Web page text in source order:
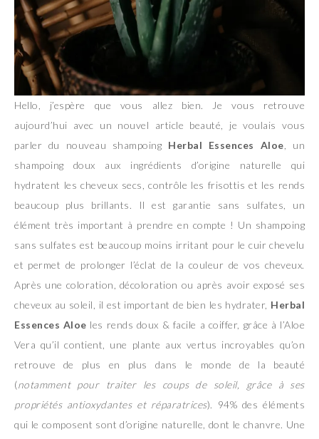
Hello, j’espère que vous allez bien. Je vous retrouve
aujourd’hui avec un nouvel article beauté, je voulais vous
parler du nouveau shampoing Herbal Essences Aloe , un
shampoing doux aux ingrédients d’origine naturelle qui
hydratent les cheveux secs, contrôle les frisottis et les rends
beaucoup plus brillants. Il est garantie sans sulfates, un
élément très important à prendre en compte ! Un shampoing
sans sulfates est beaucoup moins irritant pour le cuir chevelu
et permet de prolonger l’éclat de la couleur de vos cheveux.
Après une coloration, décoloration ou après avoir exposé ses
cheveux au soleil, il est important de bien les hydrater, Herbal
Essences Aloe les rends doux & facile a coiffer, grâce à l’Aloe
Vera qu’il contient, une plante aux vertus incroyables qu’on
retrouve de plus en plus dans le monde de la beauté
(notamment pour traiter les coups de soleil, grâce à ses
propriétés antioxydantes et réparatrices). 94% des éléments
qui le composent sont d’origine naturelle, dont le chanvre. Une